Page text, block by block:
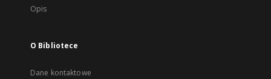
Opis
O Bibliotece
Dane kontaktowe